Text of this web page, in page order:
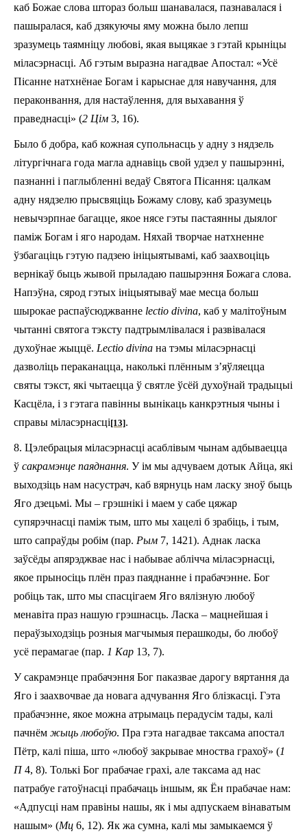
каб Божае слова штораз больш шанавалася, пазнавалася і
пашыралася, каб дзякуючы яму можна было лепш
зразумець таямніцу любові, якая выцякае з гэтай крыніцы
міласэрнасці. Аб гэтым выразна нагадвае Апостал: «Усё
Пісанне натхнёнае Богам і карыснае для навучання, для
пераконвання, для настаўлення, для выхавання ў
праведнасці» (2 Цім 3, 16).
Было б добра, каб кожная супольнасць у адну з нядзель
літургічнага года магла аднавіць свой удзел у пашырэнні,
пазнанні i паглыбленні ведаў Святога Пісання: цалкам
адну нядзелю прысвяціць Божаму слову, каб зразумець
невычэрпнае багацце, якое нясе гэты пастаянны дыялог
паміж Богам і яго народам. Няхай творчае натхненне
ўзбагаціць гэтую падзею ініцыятывамі, каб заахвоціць
вернікаў быць жывой прыладаю пашырэння Божага слова.
Напэўна, сярод гэтых ініцыятываў мае месца больш
шырокае распаўсюджванне lectio divina, каб у малітоўным
чытанні святога тэксту падтрымлівалася і развівалася
духоўнае жыццё. Lectio divina на тэмы міласэрнасці
дазволіць пераканацца, наколькі плённым з’яўляецца
святы тэкст, які чытаецца ў святле ўсёй духоўнай традыцыі
Касцёла, і з гэтага павінны вынікаць канкрэтныя чыны і
справы міласэрнасці[13].
8. Цэлебрацыя міласэрнасці асаблівым чынам адбываецца
ў сакрамэнце паяднання. У ім мы адчуваем дотык Айца, які
выходзіць нам насустрач, каб вярнуць нам ласку зноў быць
Яго дзецьмі. Мы – грэшнікі і маем у сабе цяжар
супярэчнасці паміж тым, што мы хацелі б зрабіць, і тым,
што сапраўды робім (пар. Рым 7, 14­21). Аднак ласка
заўсёды апярэджвае нас i набывае аблічча міласэрнасці,
якое прыносіць плён праз паяднанне і прабачэнне. Бог
робіць так, што мы спасцігаем Яго вялізную любоў
менавіта праз нашую грэшнасць. Ласка – мацнейшая і
пераўзыходзіць розныя магчымыя перашкоды, бо любоў
усё перамагае (пар. 1 Кар 13, 7).
У сакрамэнце прабачэння Бог паказвае дарогу вяртання да
Яго і заахвочвае да новага адчування Яго блізкасці. Гэта
прабачэнне, якое можна атрымаць перадусім тады, калі
пачнём жыць любоўю. Пра гэта нагадвае таксама апостал
Пётр, калі піша, што «любоў закрывае мноства грахоў» (1
П4, 8). Толькі Бог прабачае грахі, але таксама ад нас
патрабуе гатоўнасці прабачаць іншым, як Ён прабачае нам:
«Адпусці нам правіны нашы, як і мы адпускаем вінаватым
нашым» (Мц 6, 12). Як жа сумна, калі мы замыкаемся ў